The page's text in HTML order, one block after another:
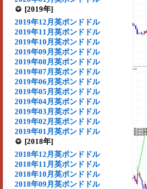
[2019年]
2019年12月英ポンドドル
2019年11月英ポンドドル
2019年10月英ポンドドル
2019年09月英ポンドドル
2019年08月英ポンドドル
2019年07月英ポンドドル
2019年06月英ポンドドル
2019年05月英ポンドドル
2019年04月英ポンドドル
2019年03月英ポンドドル
2019年02月英ポンドドル
2019年01月英ポンドドル
[2018年]
2018年12月英ポンドドル
2018年11月英ポンドドル
2018年10月英ポンドドル
2018年09月英ポンドドル